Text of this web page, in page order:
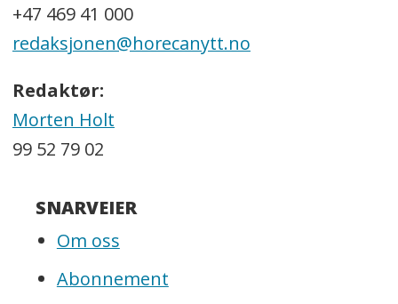
+47 469 41 000
redaksjonen@horecanytt.no
Redaktør:
Morten Holt
99 52 79 02
SNARVEIER
Om oss
Abonnement